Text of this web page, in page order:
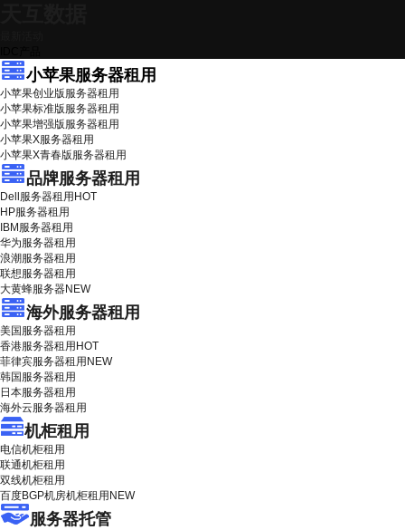
小苹果服务器租用
小苹果创业版服务器租用
小苹果标准版服务器租用
小苹果增强版服务器租用
小苹果X服务器租用
小苹果X青春版服务器租用
品牌服务器租用
Dell服务器租用 HOT
HP服务器租用
IBM服务器租用
华为服务器租用
浪潮服务器租用
联想服务器租用
大黄蜂服务器NEW
海外服务器租用
美国服务器租用
香港服务器租用 HOT
菲律宾服务器租用 NEW
韩国服务器租用
日本服务器租用
海外云服务器租用
机柜租用
电信机柜租用
联通机柜租用
双线机柜租用
百度BGP机房机柜租用 NEW
服务器托管